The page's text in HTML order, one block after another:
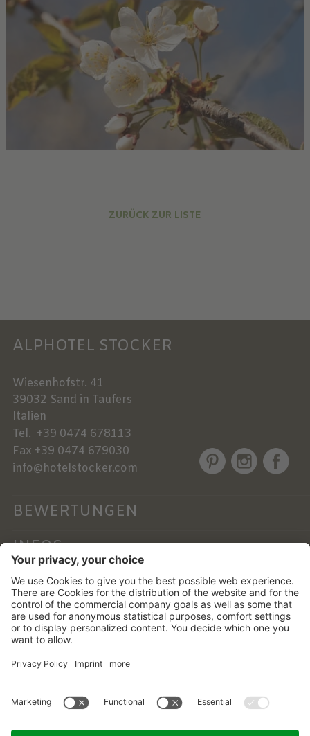
ZURÜCK ZUR LISTE
ALPHOTEL STOCKER
Wiesenhofstr. 41
39032 Sand in Taufers
Italien
Tel. +39 0474 678113
Fax +39 0474 679030
info@hotelstocker.com
BEWERTUNGEN
INFOS
NEWSLETTER